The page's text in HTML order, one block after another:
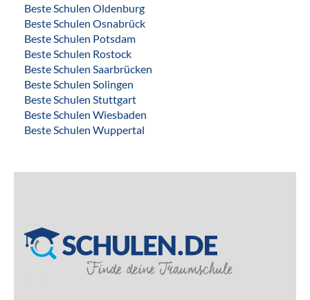
Beste Schulen Oldenburg
Beste Schulen Osnabrück
Beste Schulen Potsdam
Beste Schulen Rostock
Beste Schulen Saarbrücken
Beste Schulen Solingen
Beste Schulen Stuttgart
Beste Schulen Wiesbaden
Beste Schulen Wuppertal